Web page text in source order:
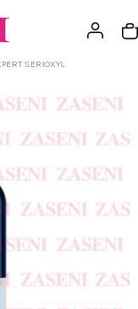
SERIOXYL